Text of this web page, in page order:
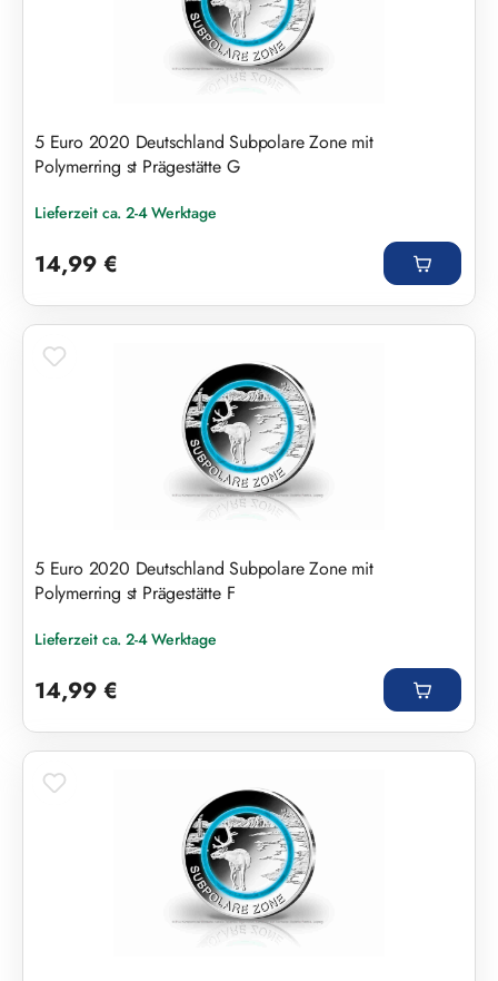
5 Euro 2020 Deutschland Subpolare Zone mit
Polymerring st Prägestätte G
Lieferzeit ca. 2-4 Werktage
14,99 €
5 Euro 2020 Deutschland Subpolare Zone mit
Polymerring st Prägestätte F
Lieferzeit ca. 2-4 Werktage
14,99 €